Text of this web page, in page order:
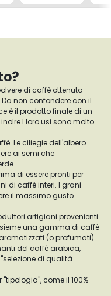
di caffè ottenuta
non confondere con il
è il prodotto finale di un
I loro usi sono molto
Le ciliegie dell'albero
ai semi che
di essere pronti per
di caffè interi. I grani
il massimo gusto
artigiani provenienti
una gamma di caffè
(o profumati)
del caffè arabica,
di qualità
come il 100%